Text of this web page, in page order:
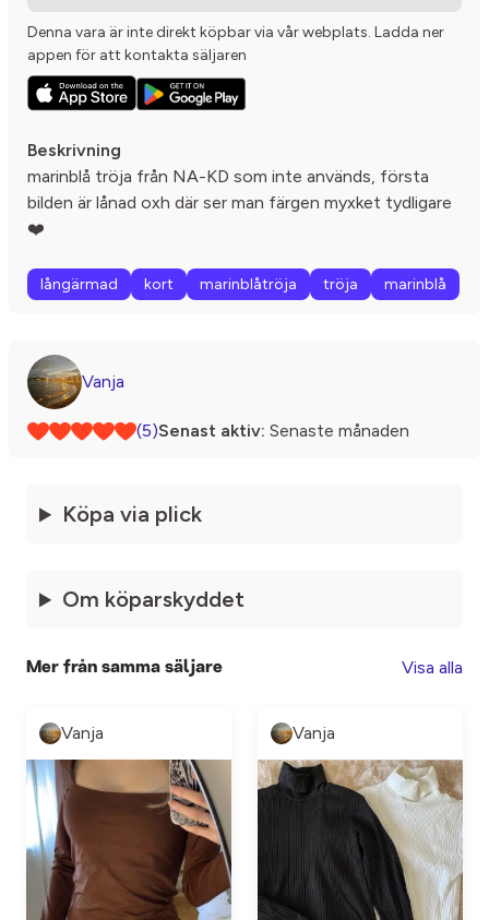
Denna vara är inte direkt köpbar via vår webplats. Ladda ner
appen för att kontakta säljaren
Beskrivning
marinblå tröja från NA-KD som inte används, första
bilden är lånad oxh där ser man färgen myxket tydligare
❤️
långärmad kort marinblåtröja tröja marinblå
Vanja
(5)Senast aktiv: Senaste månaden
Köpa via plick
Om köparskyddet
Mer från samma säljare Visa alla
Vanja Vanja